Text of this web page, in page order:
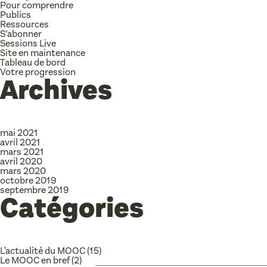
Pour comprendre
Publics
Ressources
S’abonner
Sessions Live
Site en maintenance
Tableau de bord
Votre progression
Archives
mai 2021
avril 2021
mars 2021
avril 2020
mars 2020
octobre 2019
septembre 2019
Catégories
L'actualité du MOOC(15)
Le MOOC en bref(2)